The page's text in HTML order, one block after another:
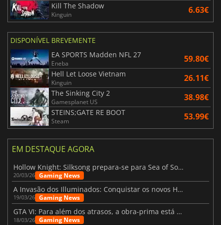
Kill The Shadow
Kinguin 6.63€
DISPONÍVEL BREVEMENTE
EA SPORTS Madden NFL 27
Eneba 59.80€
Hell Let Loose Vietnam
Kinguin 26.11€
The Sinking City 2
Gamesplanet US 38.98€
STEINS;GATE RE BOOT
Steam 53.99€
EM DESTAQUE AGORA
Hollow Knight: Silksong prepara-se para Sea of Sorrow com um patch
20/03/26 Gaming News
A Invasão dos Illuminados: Conquistar os novos Helldivers 2 Atualização!
19/03/26 Gaming News
GTA VI: Para além dos atrasos, a obra-prima está quase a chegar
18/03/26 Gaming News